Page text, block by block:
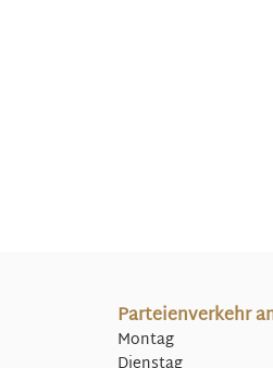
Parteienverkehr
Montag